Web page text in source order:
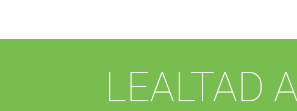
LEALTAD